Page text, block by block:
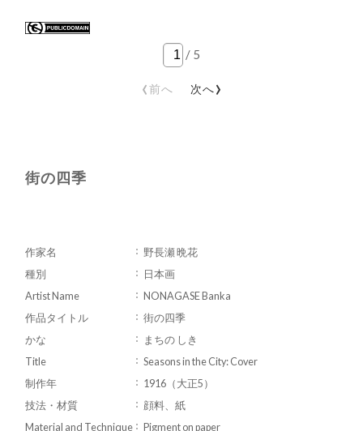
/ 5
‹前へ 次へ›
街の四季
作家名
野長瀬 晩花
種別
日本画
Artist Name
NONAGASE Banka
作品タイトル
街の四季
かな
まちの しき
Title
Seasons in the City: Cover
制作年
1916（大正5）
技法・材質
顔料、紙
Material and Technique
Pigment on paper